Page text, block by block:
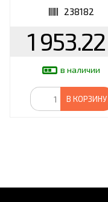
238182
1 953.22
в наличии
В КОРЗИНУ